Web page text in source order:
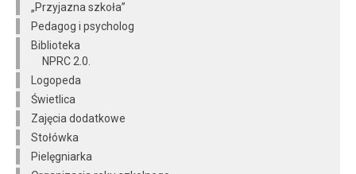
„Przyjazna szkoła”
Pedagog i psycholog
Biblioteka
NPRC 2.0.
Logopeda
Świetlica
Zajęcia dodatkowe
Stołówka
Pielęgniarka